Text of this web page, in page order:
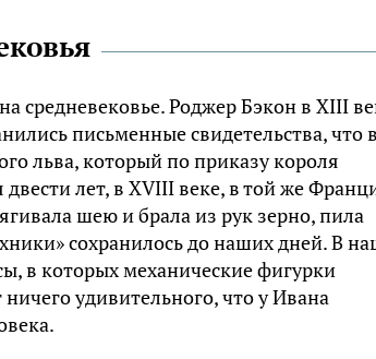
средневековье. Роджер Бэкон в XIII
письменные свидетельства, что
льва, который по приказу короля
лет, в XVIII веке, в той же
шею и брала из рук зерно, пила
сохранилось до наших дней. В
в которых механические фигурки
удивительного, что у Ивана